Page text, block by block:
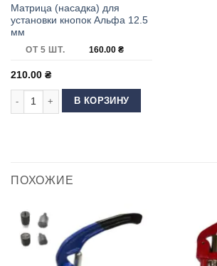
Матрица (насадка) для
установки кнопок Альфа 12.5
мм
ОТ 5 ШТ. 160.00 ₴
210.00 ₴
Количество товара Матрица (насадка) для
В КОРЗИНУ
ПОХОЖИЕ